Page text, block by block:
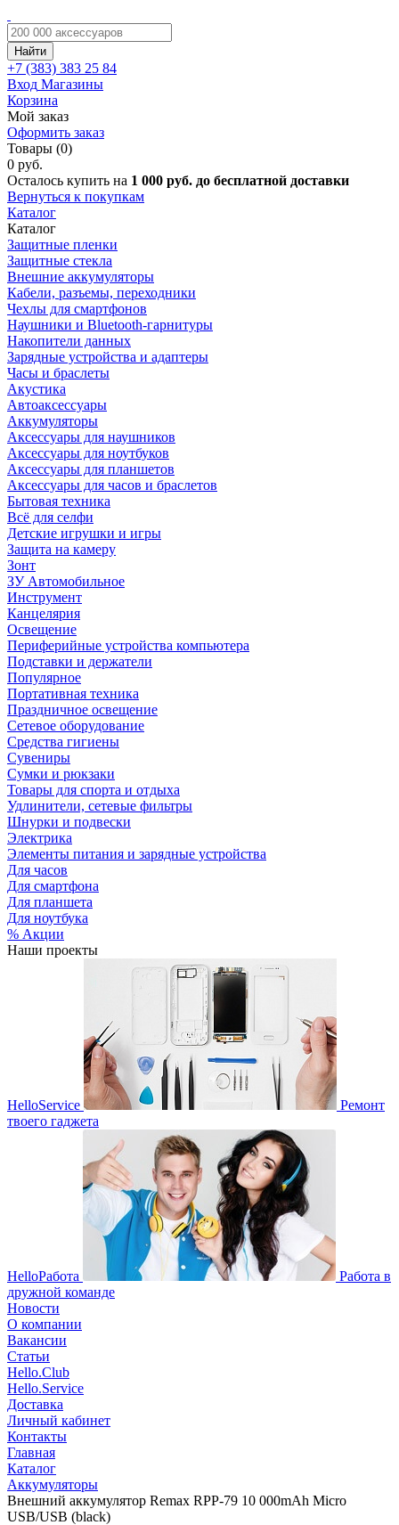
Найти
+7 (383) 383 25 84
Вход Магазины
Корзина
Мой заказ
Оформить заказ
Товары (0)
0 руб.
Осталось купить на 1 000 руб. до бесплатной доставки
Вернуться к покупкам
Каталог
Каталог
Защитные пленки
Защитные стекла
Внешние аккумуляторы
Кабели, разъемы, переходники
Чехлы для смартфонов
Наушники и Bluetooth-гарнитуры
Накопители данных
Зарядные устройства и адаптеры
Часы и браслеты
Акустика
Автоаксессуары
Аккумуляторы
Аксессуары для наушников
Аксессуары для ноутбуков
Аксессуары для планшетов
Аксессуары для часов и браслетов
Бытовая техника
Всё для селфи
Детские игрушки и игры
Защита на камеру
Зонт
ЗУ Автомобильное
Инструмент
Канцелярия
Освещение
Периферийные устройства компьютера
Подставки и держатели
Популярное
Портативная техника
Праздничное освещение
Сетевое оборудование
Средства гигиены
Сувениры
Сумки и рюкзаки
Товары для спорта и отдыха
Удлинители, сетевые фильтры
Шнурки и подвески
Электрика
Элементы питания и зарядные устройства
Для часов
Для смартфона
Для планшета
Для ноутбука
% Акции
Наши проекты
HelloService
Ремонт
твоего гаджета
HelloРабота
Работа в
дружной команде
Новости
О компании
Вакансии
Статьи
Hello.Club
Hello.Service
Доставка
Личный кабинет
Контакты
Главная
Каталог
Аккумуляторы
Внешний аккумулятор Remax RPP-79 10 000mAh Micro
USB/USB (black)